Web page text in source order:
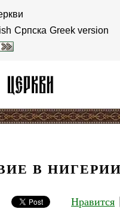
Српска Greek version
В
Нравится